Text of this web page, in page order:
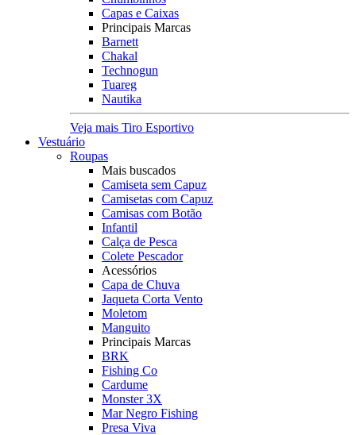
Capas e Caixas
Principais Marcas
Barnett
Chakal
Technogun
Tuareg
Nautika
Veja mais Tiro Esportivo
Vestuário
Roupas
Mais buscados
Camiseta sem Capuz
Camisetas com Capuz
Camisas com Botão
Infantil
Calça de Pesca
Colete Pescador
Acessórios
Capa de Chuva
Jaqueta Corta Vento
Moletom
Manguito
Principais Marcas
BRK
Fishing Co
Cardume
Monster 3X
Mar Negro Fishing
Presa Viva